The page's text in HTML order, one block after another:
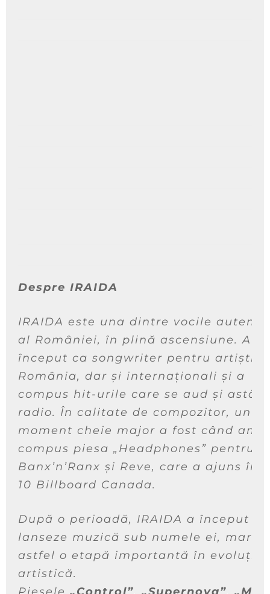
Despre IRAIDA
IRAIDA este una dintre vocile
al României, în plină ascensiune. A
început ca songwriter pentru artiștii
România, dar și internaționali și a
compus hit-urile care se aud și
radio. În calitate de compozitor, un
moment cheie major a fost când am
compus piesa „Headphones” pentru
Banx’n’Ranx și Reve, care a ajuns în
10 Billboard Canada.
După o perioadă, IRAIDA a început să
lanseze muzică sub numele ei,
astfel o etapă importantă în evoluția
artistică.